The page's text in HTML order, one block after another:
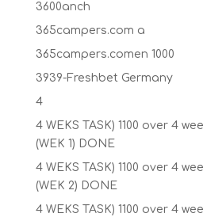
3600anch
365campers.com a
365campers.comen 1000
3939-Freshbet Germany
4
4 WEKS TASK) 1100 over 4
(WEK 1) DONE
4 WEKS TASK) 1100 over 4
(WEK 2) DONE
4 WEKS TASK) 1100 over 4